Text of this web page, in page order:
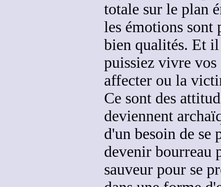
totale sur le plan
les émotions sont
bien qualités. Et il
puissiez vivre
affecter ou la
Ce sont des
deviennent
d'un besoin de se
devenir bourreau
sauveur pour se